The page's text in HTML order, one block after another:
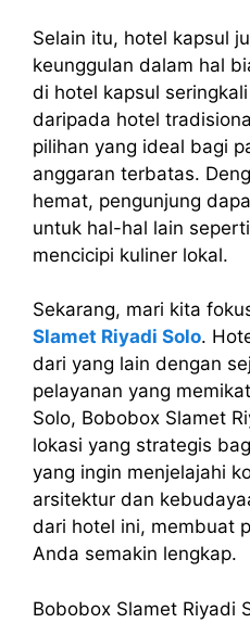
Selain itu, hotel kapsul
keunggulan dalam hal
di hotel kapsul
daripada hotel
pilihan yang ideal bagi
anggaran terbatas.
hemat, pengunjung
untuk hal-hal lain
mencicipi kuliner lokal.
Sekarang, mari kita
Slamet Riyadi Solo.
dari yang lain dengan
pelayanan yang
Solo, Bobobox Slamet
lokasi yang strategis
yang ingin menjelajahi
arsitektur dan
dari hotel ini, membuat
Anda semakin lengkap.
Bobobox Slamet Riyadi